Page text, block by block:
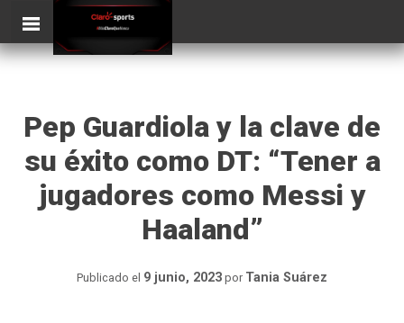
content
ClaroSports
Pep Guardiola y la clave de
su éxito como DT: “Tener a
jugadores como Messi y
Haaland”
Publicado el 9 junio, 2023 por Tania Suárez